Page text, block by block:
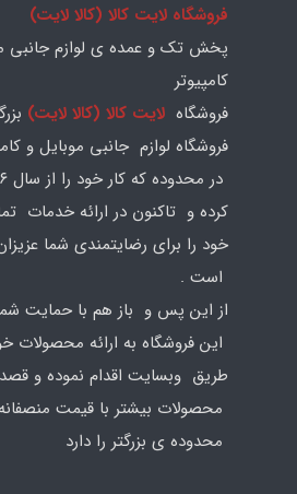
فروشگاه لایت کالا (کالا لایت)
پخش تک و عمده ی لوازم جانبی
کامپیوتر
فروشگاه لایت کالا (کالا لایت)
فروشگاه لوازم جانبی موبایل و
کرده و تاکنون در ارائه خدمات
خود را برای رضایتمندی شما
است .
از این پس و باز هم با حمایت
این فروشگاه به ارائه محصولات
طریق وبسایت اقدام نموده و قصد
محصولات بیشتر با قیمت
محدوده ی بزرگتر را دارد